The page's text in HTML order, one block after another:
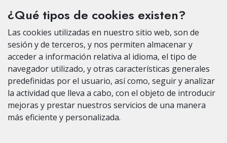
¿Qué tipos de cookies existen?
Las cookies utilizadas en nuestro sitio web, son de
sesión y de terceros, y nos permiten almacenar y
acceder a información relativa al idioma, el tipo de
navegador utilizado, y otras características generales
predefinidas por el usuario, así como, seguir y analizar
la actividad que lleva a cabo, con el objeto de introducir
mejoras y prestar nuestros servicios de una manera
más eficiente y personalizada.